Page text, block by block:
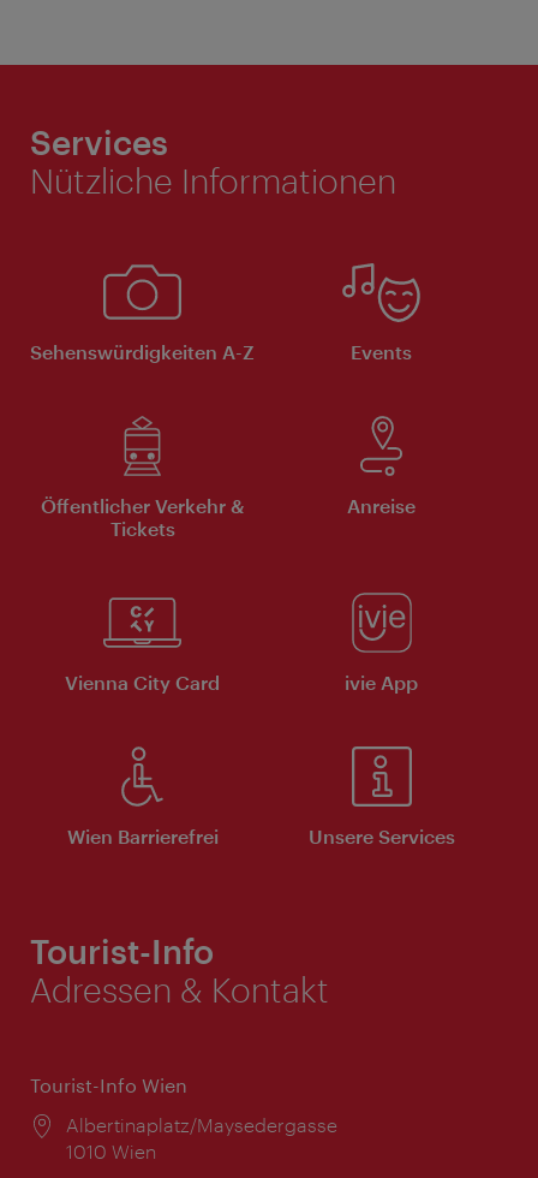
Services
Nützliche Informationen
Sehenswürdigkeiten A-Z Events
Öffentlicher Verkehr &
Tickets
Anreise
Vienna City Card ivie App
Wien Barrierefrei Unsere Services
Tourist-Info
Adressen & Kontakt
Tourist-Info Wien
Ort:
Albertinaplatz/Maysedergasse
1010 Wien